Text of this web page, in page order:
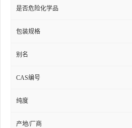
是否危险化学品
包装规格
别名
CAS编号
纯度
产地/厂商